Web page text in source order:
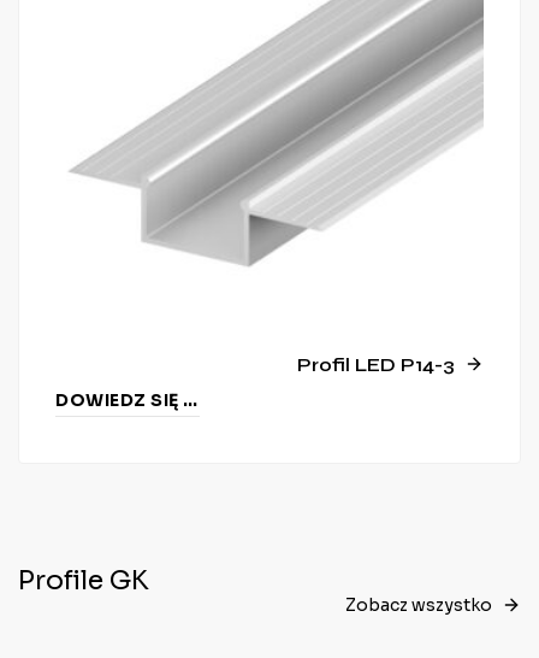
Profil LED P14-3
DOWIEDZ SIĘ WIĘCEJ
Profile GK
Zobacz wszystko